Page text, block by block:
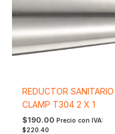
REDUCTOR SANITARIO
CLAMP T304 2 X 1
$190.00 Precio con IVA:
$220.40